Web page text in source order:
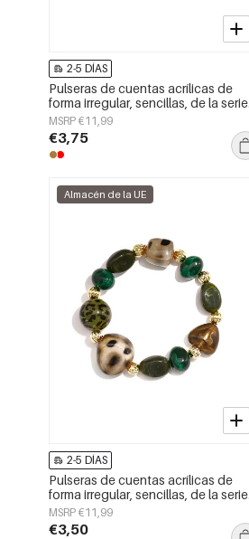
2-5 DÍAS
Pulseras de cuentas acrílicas de
forma irregular, sencillas, de la serie
Simple Daily, joyería para mujer
MSRP €11,99
€3,75
Almacén de la UE
2-5 DÍAS
Pulseras de cuentas acrílicas de
forma irregular, sencillas, de la serie
Simple Daily, joyería para mujer
MSRP €11,99
€3,50